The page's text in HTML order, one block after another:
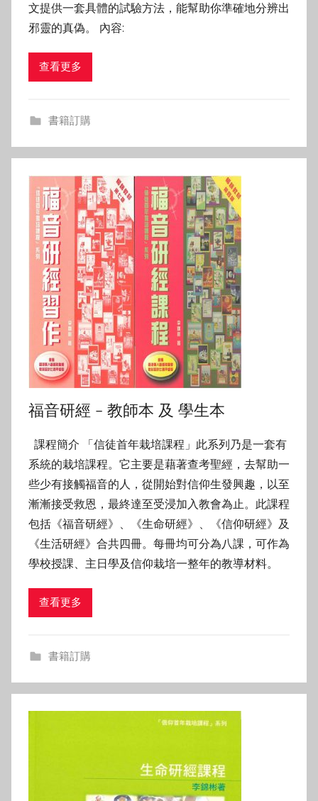
文提供一套具體的試驗方法，能幫助你準確地分辨出
邪靈的真偽。 內容:
查看更多
書籍訂購
福音研經 – 教師本 及 學生本
課程簡介 「信徒首年栽培課程」此系列乃是一套有
系統的栽培課程。它主要是藉著查考聖經，去幫助一
些少有接觸福音的人，從開始對信仰生發興趣，以至
漸漸接受救恩，最終達至受浸加入教會為止。此課程
包括《福音研經》、《生命研經》、《信仰研經》及
《生活研經》合共四冊。每冊均可分為八課，可作為
學校授課、主日學及信仰栽培一整年的教導材料。
查看更多
書籍訂購